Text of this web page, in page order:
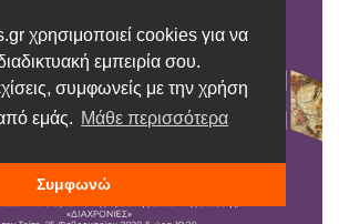
χρησιμοποιεί cookies για να
εμπειρία σου.
συμφωνείς με την χρήση
εμάς. Μάθε περισσότερα
Συμφωνώ